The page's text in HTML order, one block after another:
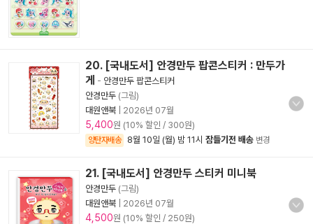
20. [국내도서] 안경만두 팝콘스티커 : 만두가
게 - 안경만두 팝콘스티커
안경만두 (그림)
대원앤북
2026년 07월
5,400원 (10% 할인 / 300원)
양탄자배송 8월 10일 (월) 밤 11시 잠들기전 배송 변경
21. [국내도서] 안경만두 스티커 미니북
안경만두 (그림)
대원앤북
2026년 07월
4,500원 (10% 할인 / 250원)